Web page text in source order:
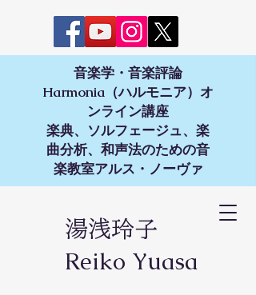
湯浅玲子
Reiko Yuasa
音楽学・音楽評論
Harmonia（ハルモニア）オ
ンライン講座
楽典、ソルフェージュ、楽
曲分析、和声法のための音
楽教室アルス・ノーヴァ​